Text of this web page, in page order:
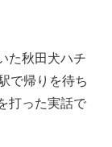
た秋田犬ハチ
で帰りを待ち
打った実話で